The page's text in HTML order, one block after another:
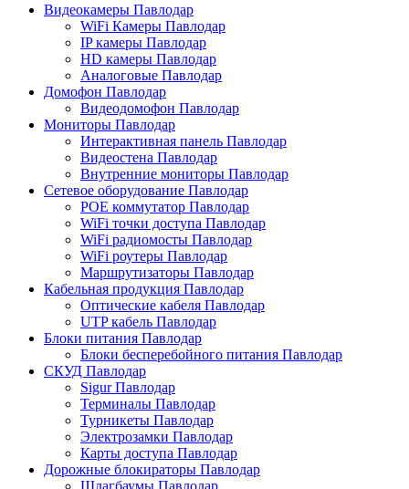
Видеокамеры Павлодар
WiFi Камеры Павлодар
IP камеры Павлодар
HD камеры Павлодар
Аналоговые Павлодар
Домофон Павлодар
Видеодомофон Павлодар
Мониторы Павлодар
Интерактивная панель Павлодар
Видеостена Павлодар
Внутренние мониторы Павлодар
Сетевое оборудование Павлодар
POE коммутатор Павлодар
WiFi точки доступа Павлодар
WiFi радиомосты Павлодар
WiFi роутеры Павлодар
Маршрутизаторы Павлодар
Кабельная продукция Павлодар
Оптические кабеля Павлодар
UTP кабель Павлодар
Блоки питания Павлодар
Блоки бесперебойного питания Павлодар
СКУД Павлодар
Sigur Павлодар
Терминалы Павлодар
Турникеты Павлодар
Электрозамки Павлодар
Карты доступа Павлодар
Дорожные блокираторы Павлодар
Шлагбаумы Павлодар